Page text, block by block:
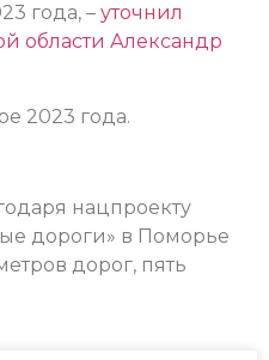
года, – уточнил
области Александр
2023 года.
нацпроекту
дороги» в Поморье
дорог, пять